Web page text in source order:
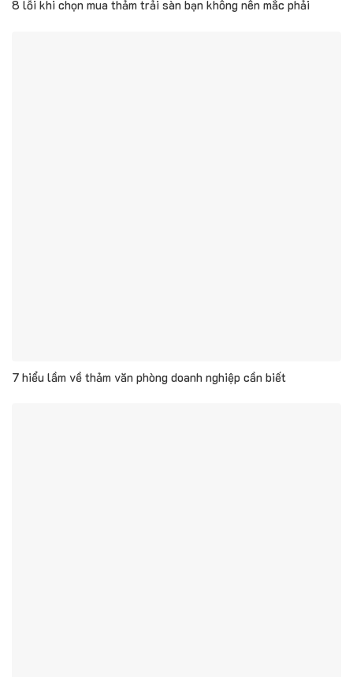
8 lỗi khi chọn mua thảm trải sàn bạn không nên mắc phải
7 hiểu lầm về thảm văn phòng doanh nghiệp cần biết